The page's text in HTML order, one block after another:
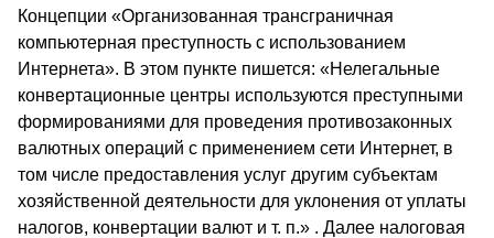
Концепции «Организованная трансграничная
компьютерная преступность с использованием
Интернета». В этом пункте пишется: «Нелегальные
конвертационные центры используются преступными
формированиями для проведения противозаконных
валютных операций с применением сети Интернет, в
том числе предоставления услуг другим субъектам
хозяйственной деятельности для уклонения от уплаты
налогов, конвертации валют и т. п.» . Далее налоговая